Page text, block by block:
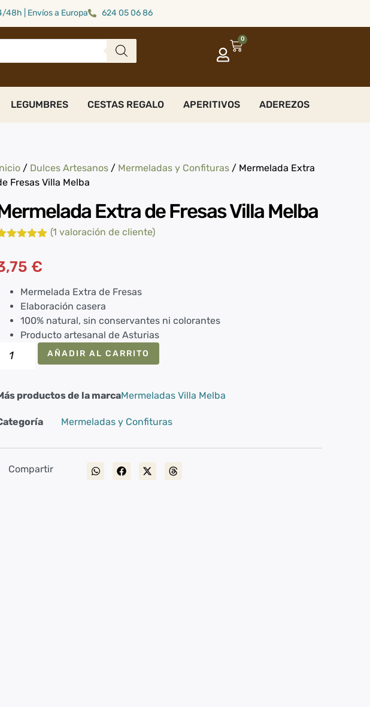
48h | Envíos a Europa 624 05 06 86
0
LEGUMBRES CESTAS REGALO APERITIVOS ADEREZOS
/ Dulces Artesanos / Mermeladas y Confituras / Mermelada Extra
Fresas Villa Melba
Extra de Fresas Villa Melba
en base
a valoración
cliente
(1 valoración de cliente)
€
Mermelada Extra de Fresas
Elaboración casera
100% natural, sin conservantes ni colorantes
Producto artesanal de Asturias
AÑADIR AL CARRITO
productos de la marcaMermeladas Villa Melba
Mermeladas y Confituras
Compartir